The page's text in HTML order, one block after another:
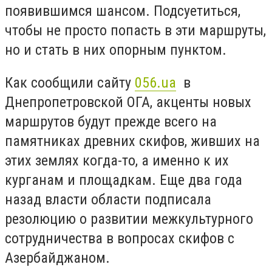
появившимся шансом. Подсуетиться,
чтобы не просто попасть в эти маршруты,
но и стать в них опорным пунктом.
Как сообщили сайту 056.ua в
Днепропетровской ОГА, акценты новых
маршрутов будут прежде всего на
памятниках древних скифов, живших на
этих землях когда-то, а именно к их
курганам и площадкам. Еще два года
назад власти области подписала
резолюцию о развитии межкультурного
сотрудничества в вопросах скифов с
Азербайджаном.